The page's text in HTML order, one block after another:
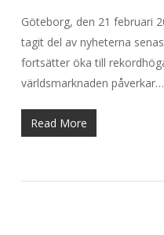
Göteborg, den 21 februari
tagit del av nyheterna
fortsätter öka till
världsmarknaden påverkar…
Read More